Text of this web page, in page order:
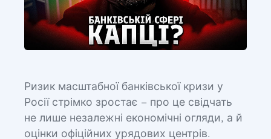
Ризик масштабної банківської кризи у
Росії стрімко зростає – про це свідчать
не лише незалежні економічні огляди, а й
оцінки офіційних урядових центрів.